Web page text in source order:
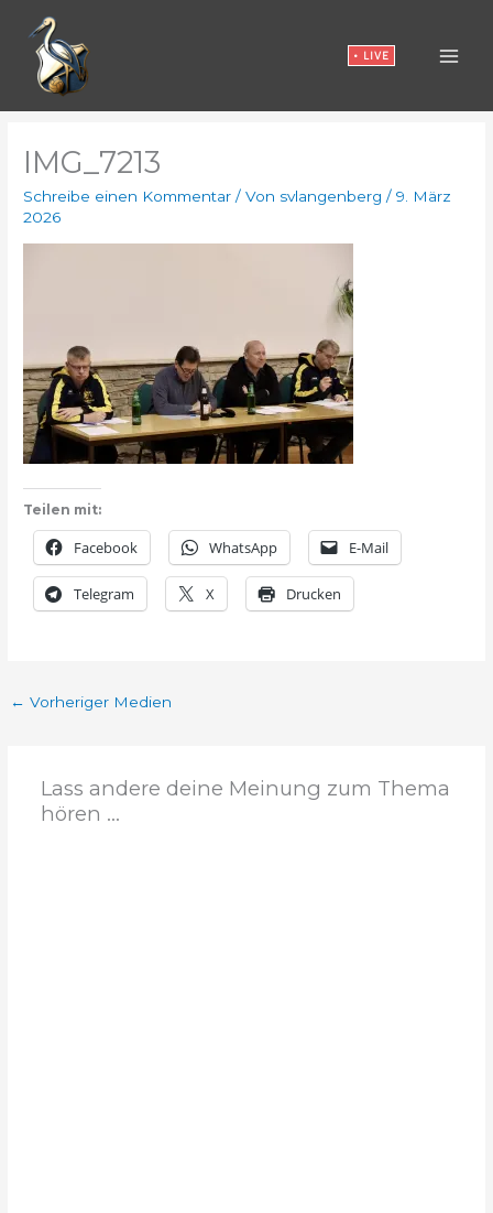
Inhalt
springen
• LIVE
IMG_7213
Schreibe einen Kommentar / Von svlangenberg/9. März
2026
Teilen mit:
Facebook WhatsApp E-Mail
Telegram X Drucken
← Vorheriger Medien
Lass andere deine Meinung zum Thema
hören ...